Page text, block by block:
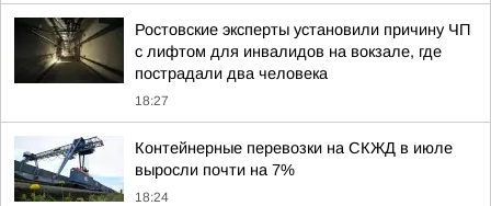
Ростовские эксперты установили причину ЧП
с лифтом для инвалидов на вокзале, где
пострадали два человека
18:27
Контейнерные перевозки на СКЖД в июле
выросли почти на 7%
18:24